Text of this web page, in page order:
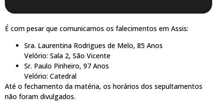
É com pesar que comunicamos os falecimentos em Assis:
Sra. Laurentina Rodrigues de Melo, 85 Anos
Velório: Sala 2, São Vicente
Sr. Paulo Pinheiro, 97 Anos
Velório: Catedral
Até o fechamento da matéria, os horários dos sepultamentos
não foram divulgados.